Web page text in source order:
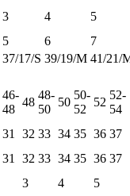
3 4
5
5 6
7
37/17/S 39/19/M 41/21/
46-
48
48
48-
50
50
50-
52
52
52-
54
31 32 33 34 35 36 37
31 32 33 34 35 36 37
3 4
5